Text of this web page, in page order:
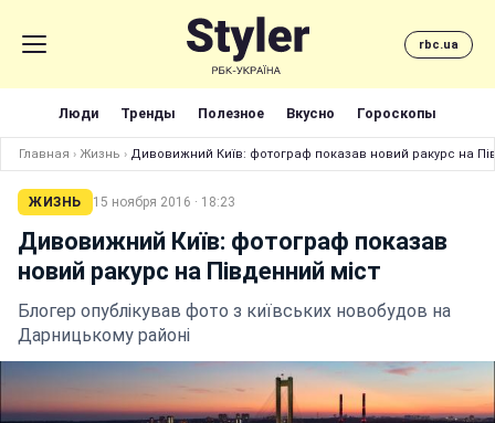
rbc.ua
Люди Тренды Полезное Вкусно Гороскопы
Главная › Жизнь › Дивовижний Київ: фотограф показав новий ракурс на
ЖИЗНЬ 15 ноября 2016 · 18:23
Дивовижний Київ: фотограф показав
новий ракурс на Південний міст
Блогер опублікував фото з київських новобудов на
Дарницькому районі